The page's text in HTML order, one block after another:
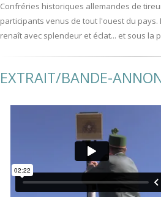
Confréries historiques allemandes de
participants venus de tout l'ouest du pays.
renaît avec splendeur et éclat... et sous la
EXTRAIT/BANDE-